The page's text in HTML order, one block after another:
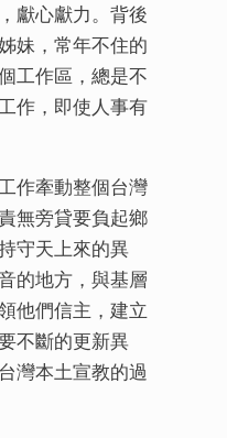
獻心獻力。背後
妹，常年不住的
工作區，總是不
作，即使人事有
作牽動整個台灣
無旁貸要負起鄉
守天上來的異
的地方，與基層
他們信主，建立
不斷的更新異
灣本土宣教的過